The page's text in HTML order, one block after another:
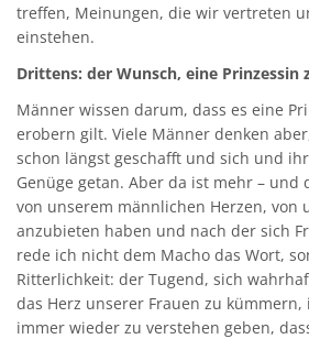
treffen, Meinungen, die wir vertreten
einstehen.
Drittens: der Wunsch, eine Prinzessin
Männer wissen darum, dass es eine
erobern gilt. Viele Männer denken
schon längst geschafft und sich und
Genüge getan. Aber da ist mehr – und
von unserem männlichen Herzen, von
anzubieten haben und nach der sich
rede ich nicht dem Macho das Wort,
Ritterlichkeit: der Tugend, sich
das Herz unserer Frauen zu
immer wieder zu verstehen geben,